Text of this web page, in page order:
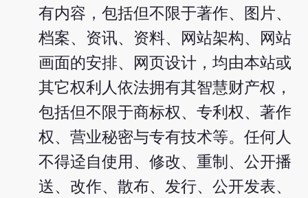
有内容，包括但不限于著作、图片、
档案、资讯、资料、网站架构、网站
画面的安排、网页设计，均由本站或
其它权利人依法拥有其智慧财产权，
包括但不限于商标权、专利权、著作
权、营业秘密与专有技术等。任何人
不得迳自使用、修改、重制、公开播
送、改作、散布、发行、公开发表、